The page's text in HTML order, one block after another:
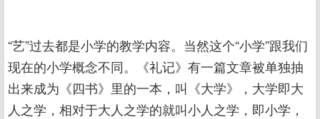
“艺”过去都是小学的教学内容。当然这个“小学”跟我们
现在的小学概念不同。《礼记》有一篇文章被单独抽
出来成为《四书》里的一本，叫《大学》，大学即大
人之学，相对于大人之学的就叫小人之学，即小学，